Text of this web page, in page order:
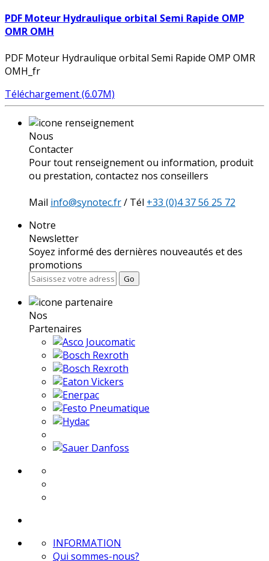
PDF Moteur Hydraulique orbital Semi Rapide OMP
OMR OMH
PDF Moteur Hydraulique orbital Semi Rapide OMP OMR
OMH_fr
Téléchargement (6.07M)
Nous
Contacter
Pour tout renseignement ou information, produit
ou prestation, contactez nos conseillers
Mail info@synotec.fr/ Tél +33 (0)4 37 56 25 72
Notre
Newsletter
Soyez informé des dernières nouveautés et des
promotions
Go
Nos
Partenaires
INFORMATION
Qui sommes-nous?